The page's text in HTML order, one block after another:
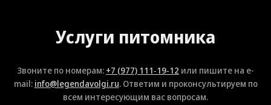
Услуги питомника
Звоните по номерам: +7 (977) 111‑19‑12 или пишите на e-
mail: info@legendavolgi.ru. Ответим и проконсультируем по
всем интересующим вас вопросам.